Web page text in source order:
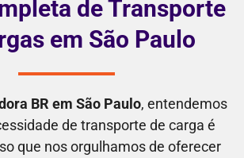
de Transporte
em São Paulo
BR em São Paulo, entendemos
de transporte de carga é
que nos orgulhamos de oferecer